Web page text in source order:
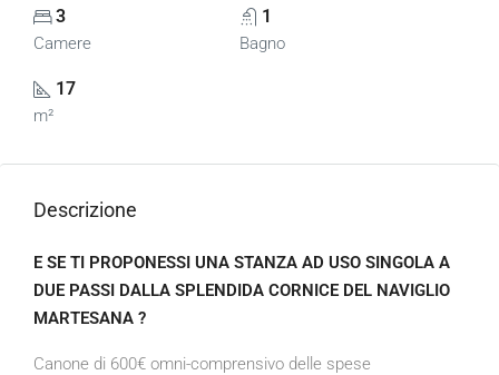
3
Camere
1
Bagno
17
m²
Descrizione
E SE TI PROPONESSI UNA STANZA AD USO SINGOLA A
DUE PASSI DALLA SPLENDIDA CORNICE DEL NAVIGLIO
MARTESANA ?
Canone di 600€ omni-comprensivo delle spese